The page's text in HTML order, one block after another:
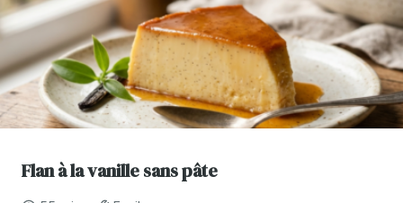
Flan à la vanille sans pâte